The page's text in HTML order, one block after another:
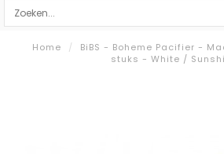
Home /
BiBS - Boheme Pacifier -
stuks - White /